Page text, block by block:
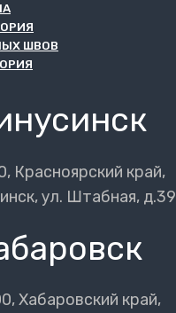
ШВОВ
Красноярский край,
ул. Штабная, д.39
Хабаровский край,